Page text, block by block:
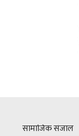
सामाजिक संजाल